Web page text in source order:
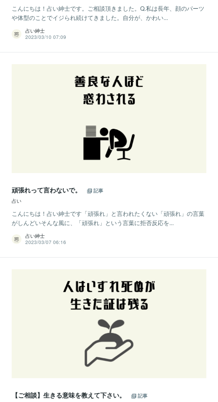
こんにちは！占い紳士です。ご相談頂きました。Q.私は長年、顔のパーツ
や体型のことでイジられ続けてきました。自分が、かわい...
占い紳士
2023/03/10 07:09
頑張れって言わないで。
記事
占い
こんにちは！占い紳士です「頑張れ」と言われたくない「頑張れ」の言葉
がしんどいそんな風に、「頑張れ」という言葉に拒否反応を...
占い紳士
2023/03/07 06:16
【ご相談】生きる意味を教えて下さい。
記事